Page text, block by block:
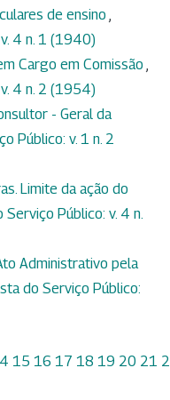
de ensino ,
4 n. 1 (1940)
Cargo em Comissão ,
4 n. 2 (1954)
- Geral da
Público: v. 1 n. 2
Limite da ação do
Serviço Público: v. 4 n.
Administrativo pela
do Serviço Público:
15 16 17 18 19 20 21